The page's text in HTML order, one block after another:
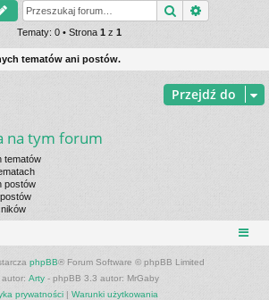
Szukaj
Tematy: 0 • Strona 1z 1
tematów ani postów.
Przejdź do
na tym forum
tematów
postów
phpBB® Forum Software © phpBB Limited
Arty - phpBB 3.3 autor: MrGaby
prywatności| Warunki użytkowania